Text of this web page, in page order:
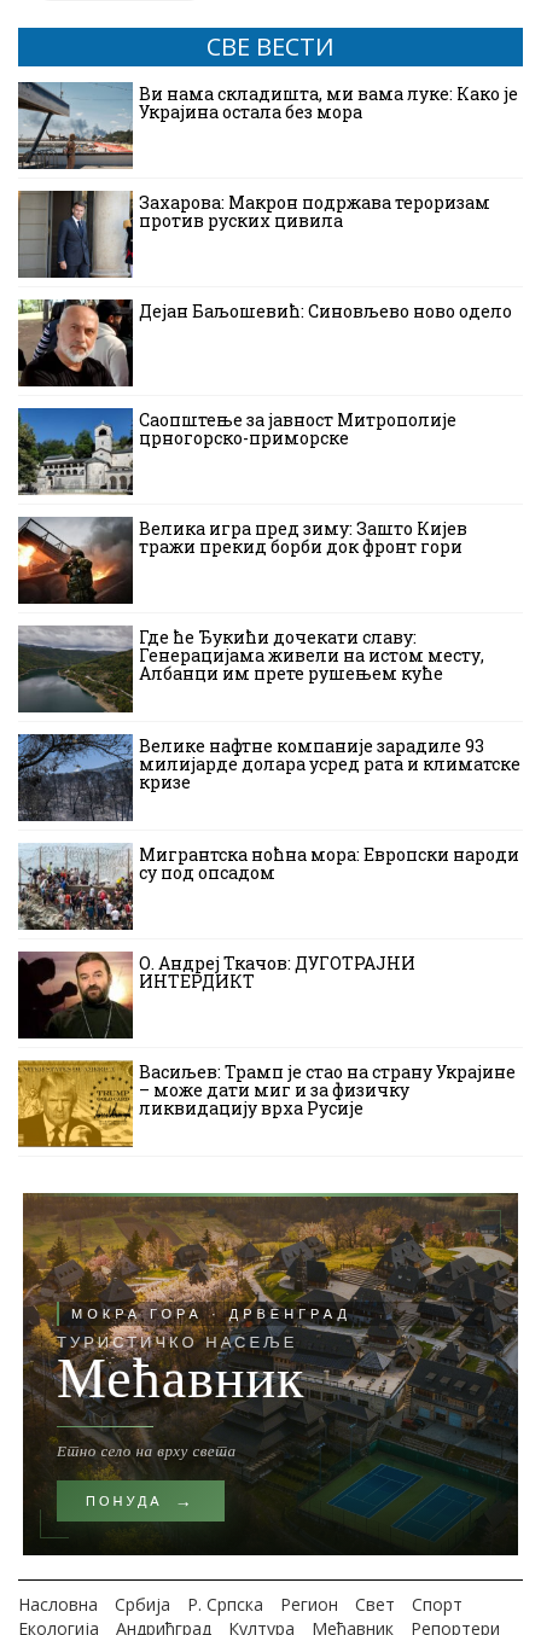
СВЕ ВЕСТИ
Ви нама складишта, ми вама луке: Како је
Украјина остала без мора
Захарова: Макрон подржава тероризам
против руских цивила
Дејан Баљошевић: Синовљево ново одело
Саопштење за јавност Митрополије
црногорско-приморске
Велика игра пред зиму: Зашто Кијев
тражи прекид борби док фронт гори
Где ће Ђукићи дочекати славу:
Генерацијама живели на истом месту,
Албанци им прете рушењем куће
Велике нафтне компаније зарадиле 93
милијарде долара усред рата и климатске
кризе
Мигрантска ноћна мора: Европски народи
су под опсадом
О. Андреј Ткачов: ДУГОТРАЈНИ
ИНТЕРДИКТ
Васиљев: Трамп је стао на страну Украјине
– може дати миг и за физичку
ликвидацију врха Русије
Насловна Србија Р. Српска Регион Свет
Спорт
Екологија
Андрићград Култура Мећавник Репортери